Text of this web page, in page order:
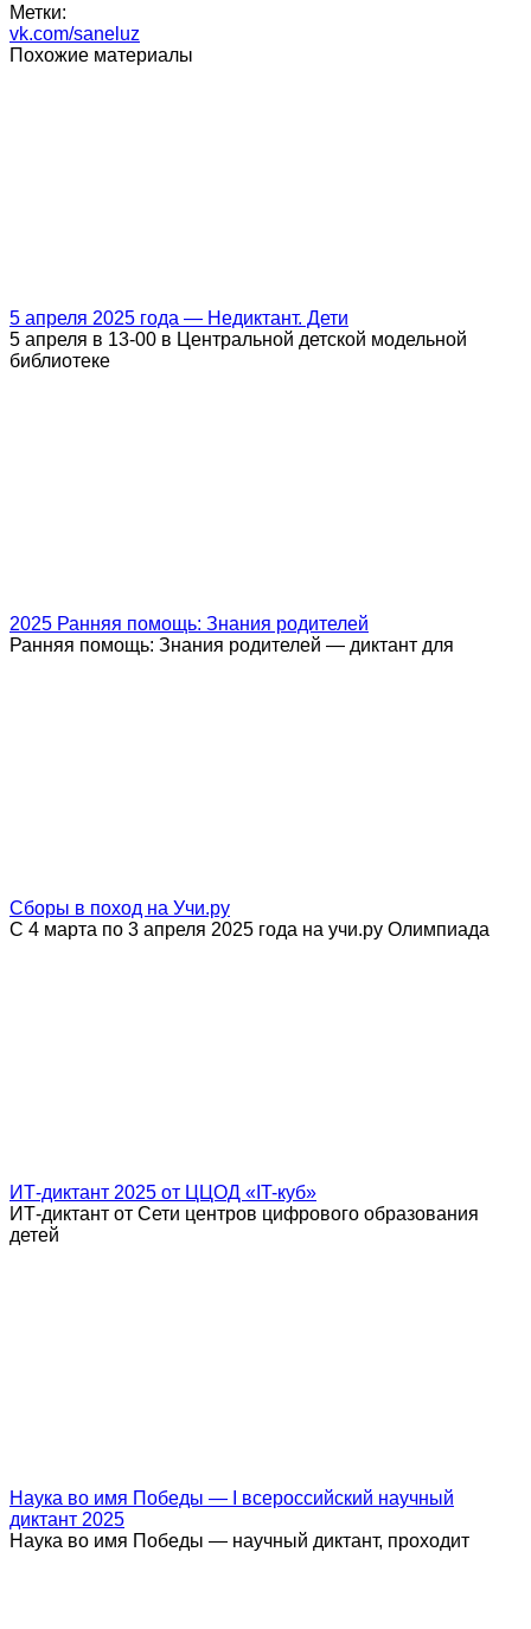
Метки:
vk.com/saneluz
Похожие материалы
5 апреля 2025 года — Недиктант. Дети
5 апреля в 13-00 в Центральной детской модельной
библиотеке
2025 Ранняя помощь: Знания родителей
Ранняя помощь: Знания родителей — диктант для
Сборы в поход на Учи.ру
С 4 марта по 3 апреля 2025 года на учи.ру Олимпиада
ИТ-диктант 2025 от ЦЦОД «IT-куб»
ИТ-диктант от Сети центров цифрового образования
детей
Наука во имя Победы — I всероссийский научный
диктант 2025
Наука во имя Победы — научный диктант, проходит